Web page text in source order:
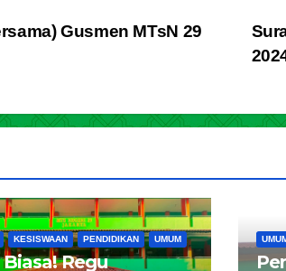
Gusmen MTsN 29
KESISWAAN PENDIDIKAN UMUM
Regu